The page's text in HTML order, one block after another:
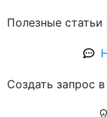
Полезные
Создать запрос